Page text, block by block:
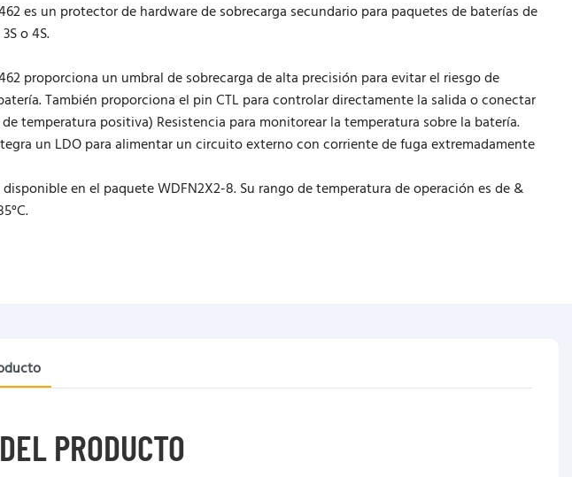
es un protector de hardware de sobrecarga secundario para paquetes de baterías de
o 4S.
proporciona un umbral de sobrecarga de alta precisión para evitar el riesgo de
También proporciona el pin CTL para controlar directamente la salida o conectar
temperatura positiva) Resistencia para monitorear la temperatura sobre la batería.
un LDO para alimentar un circuito externo con corriente de fuga extremadamente
disponible en el paquete WDFN2X2-8. Su rango de temperatura de operación es de &
PRODUCTO